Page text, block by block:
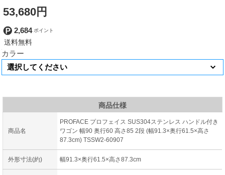
53,680円
2,684
カラー
商品仕様
商品名
PROFACE プロフェイス SUS304ステンレス ハンドル付き
ワゴン 幅90 奥行60 高さ85 2段 (幅91.3×奥行61.5×高さ
87.3cm) TSSW2-60907
外形寸法(約) 幅91.3×奥行61.5×高さ87.3cm